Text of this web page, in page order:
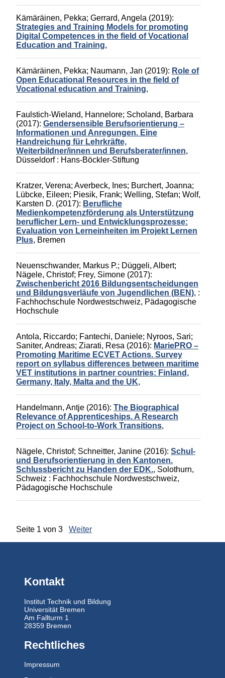
Kämäräinen, Pekka; Gerrard, Angela (2019):
Strategies and Training Models for promoting
Digital Competences in the field of Vocational
Education and Training,
Kämäräinen, Pekka; Naumann, Jan (2019): Role of
Open Educational Resources in the field of
Vocational education and Training,
Faulstich-Wieland, Hannelore; Scholand, Barbara
(2017): Gendersensible Berufsorientierung –
Informationen und Anregungen. Eine
Handreichung für Lehrkräfte,
Weiterbildner/innen und Berufsberater/innen,
Düsseldorf : Hans-Böckler-Stiftung
Kratzer, Verena; Averbeck, Ines; Burchert, Joanna;
Lübcke, Eileen; Piesik, Frank; Welling, Stefan; Wolf,
Karsten D. (2017): Berufliche
Medienkompetenzförderung als Unterstützung
beruflicher Lern- und Entwicklungsprozesse:
Evaluation von Lerneinheiten im Projekt Lernen
Plus, Bremen
Neuenschwander, Markus P.; Düggeli, Albert;
Nägele, Christof; Frey, Simone (2017):
Zwischenbericht 2016 Bildungsentscheidungen
und Bildungsverläufe von Jugendlichen (BEN), :
Fachhochschule Nordwestschweiz, Pädagogische
Hochschule
Antola, Riccardo; Fantechi, Daniele; Nyroos, Sari;
Saniter, Andreas; Ziarati, Resa (2016): MariePRO –
Promoting Maritime ECVET Actions. Survey
report on syllabus differences between maritime
VET institutions in partner countries: Finland,
Germany, Italy, Malta and the UK,
Handelmann, Antje (2016): The Biographical
Relevance of Apprenticeships. A Research
Project on School-to-Work Transitions,
Nägele, Christof; Schneitter, Janine (2016): Schul-
und Berufsorientierung in den Kantonen.
Schlussbericht zu Handen der EDK., Solothurn,
Schweiz : Fachhochschule Nordwestschweiz,
Pädagogische Hochschule
Seite 1 von 3 Weiter
Kontakt
Institut Technik und Bildung
Universität Bremen
Am Fallturm 1
28359 Bremen
Rechtliches
Impressum